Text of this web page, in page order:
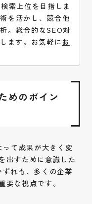
索上位を目指しま
を活かし、競合他
。総合的なSEO対
ます。お気軽にお
めのポイン
て成果が大きく変
出すために意識した
れも、多くの企業
な視点です。